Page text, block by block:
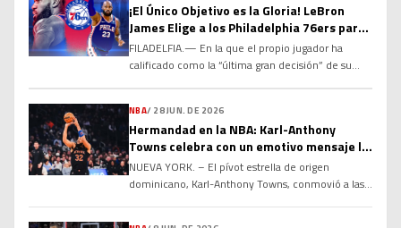
¡El Único Objetivo es la Gloria! LeBron
James Elige a los Philadelphia 76ers para
el Último Capítulo de su Leyenda
FILADELFIA.— En la que el propio jugador ha
calificado como la “última gran decisión” de su
baloncesto mundial al acordar un contrato por dos
temporadas y US$8 millones con los Philadelphia
76ers. Tras comunicar a Los Angeles Lakers […]
NBA/ 28 JUN. DE 2026
Hermandad en la NBA: Karl-Anthony
Towns celebra con un emotivo mensaje la
renovación de Jose Alvarado
NUEVA YORK. – El pívot estrella de origen
dominicano, Karl-Anthony Towns, conmovió a las